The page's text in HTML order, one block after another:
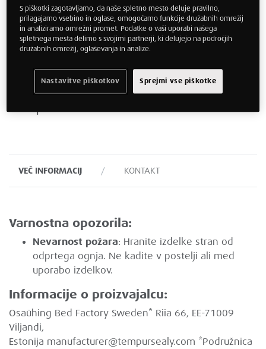
omogoča udobnejše spanje med
potovanjem. Edinstvene lastnosti
razbremenitve pritiska in absorpcije
gibanja, materiala TEMPUR® pomagajo
zmanjšati sunke in vibracije med
VEČ INFORMACIJ KONTAKT
Varnostna opozorila:
Nevarnost požara: Hranite izdelke stran od
odprtega ognja. Ne kadite v postelji ali med
uporabo izdelkov.
Informacije o proizvajalcu:
Osaühing Bed Factory Sweden* Riia 66, EE-71009
Viljandi,
Estonija manufacturer@tempursealy.com *Podružnica
S piškotki zagotavljamo, da naše spletno mesto deluje pravilno,
prilagajamo vsebino in oglase, omogočamo funkcije družabnih omrežij
in analiziramo omrežni promet. Podatke o vaši uporabi našega
spletnega mesta delimo s svojimi partnerji, ki delujejo na področjih
družabnih omrežij, oglaševanja in analize.
Sprejmi vse piškotke
Nastavitve piškotkov